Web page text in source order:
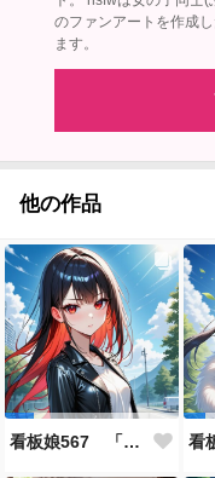
のファンアートを作成
ます。
他の作品
看板娘567 「雪村恋のよもやま話」